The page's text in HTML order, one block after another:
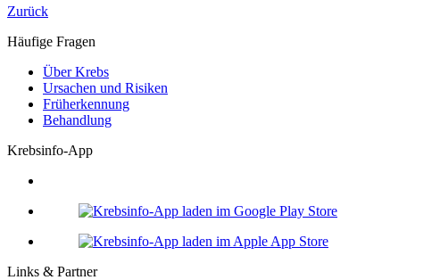
Zurück
Häufige Fragen
Über Krebs
Ursachen und Risiken
Früherkennung
Behandlung
Krebsinfo-App
Links & Partner